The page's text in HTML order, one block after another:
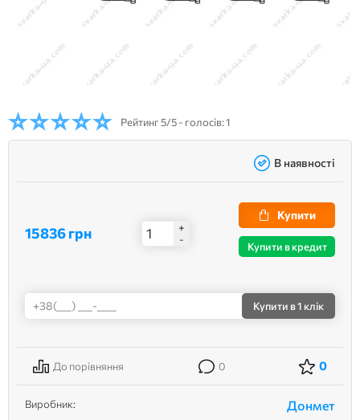
Рейтинг5/5 - голосів: 1
В наявності
15836 грн
+
-
Купити
Купити в кредит
Купити в 1 клік
До порівняння 0 0
Виробник: Донмет